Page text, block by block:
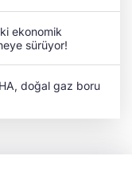
ekonomik
sürüyor!
doğal gaz boru